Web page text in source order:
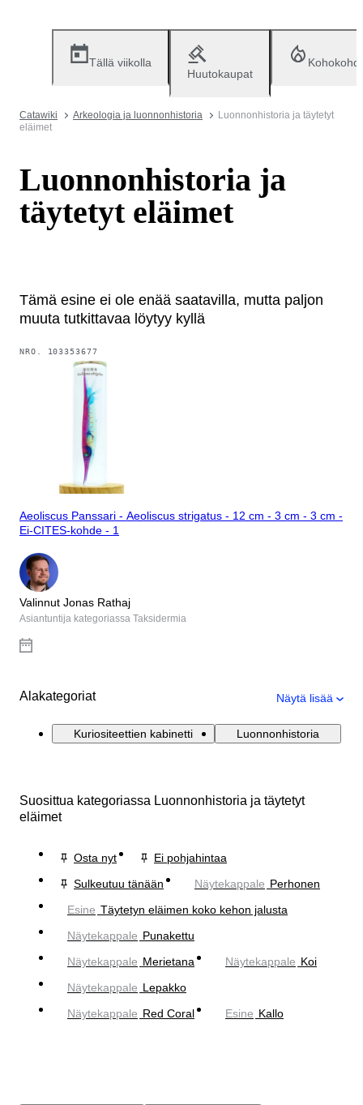
Tällä viikolla
Huutokaupat
Catawiki Arkeologia ja luonnonhistoria
Luonnonhistoria ja täytetyt
eläimet
Luonnonhistoria ja
täytetyt eläimet
Tämä esine ei ole enää saatavilla, mutta paljon
muuta tutkittavaa löytyy kyllä
NRO. 103353677
Aeoliscus Panssari - Aeoliscus strigatus - 12 cm - 3 cm - 3 cm -
Ei-CITES-kohde - 1
Valinnut Jonas Rathaj
Asiantuntija kategoriassa Taksidermia
Alakategoriat Näytä lisää
Kuriositeettien kabinetti Luonnonhistoria
Suosittua kategoriassa Luonnonhistoria ja täytetyt
eläimet
Osta nyt
Ei pohjahintaa
Sulkeutuu tänään
Näytekappale Perhonen
Esine Täytetyn eläimen koko kehon jalusta
Näytekappale Punakettu
Näytekappale Merietana Näytekappale Koi
Näytekappale Lepakko
Näytekappale Red Coral Esine Kallo